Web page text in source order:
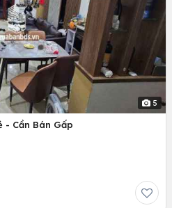
5
- Cần Bán Gấp